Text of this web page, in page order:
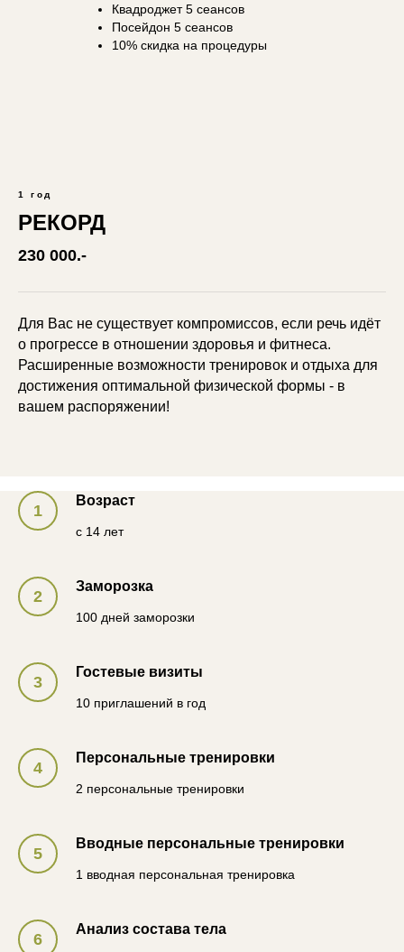
Квадроджет 5 сеансов
Посейдон 5 сеансов
10% скидка на процедуры
1 год
РЕКОРД
230 000.-
Для Вас не существует компромиссов, если речь идёт
о прогрессе в отношении здоровья и фитнеса.
Расширенные возможности тренировок и отдыха для
достижения оптимальной физической формы - в
вашем распоряжении!
Возраст
с 14 лет
Заморозка
100 дней заморозки
Гостевые визиты
10 приглашений в год
Персональные тренировки
2 персональные тренировки
Вводные персональные тренировки
1 вводная персональная тренировка
Анализ состава тела